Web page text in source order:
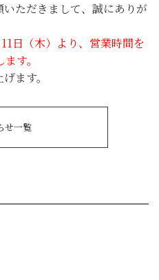
ただきまして、誠にありが
日（木）より、営業時間を
す。
ます。
せ一覧